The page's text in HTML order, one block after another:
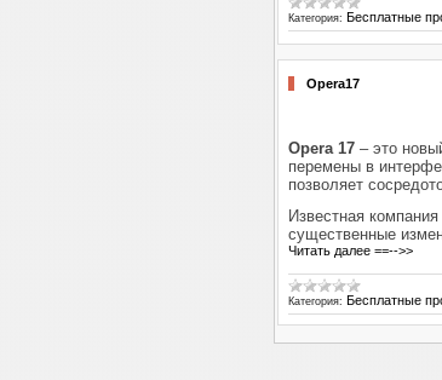
Категория: Бесплатные
Opera17
Opera 17 – это
перемены в
позволяет
Известная
существенные
Читать далее ==-->>
Категория: Бесплатные